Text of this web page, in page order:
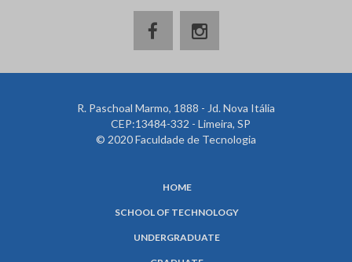
R. Paschoal Marmo, 1888 - Jd. Nova Itália
CEP:13484-332 - Limeira, SP
© 2020 Faculdade de Tecnologia
HOME
SCHOOL OF TECHNOLOGY
UNDERGRADUATE